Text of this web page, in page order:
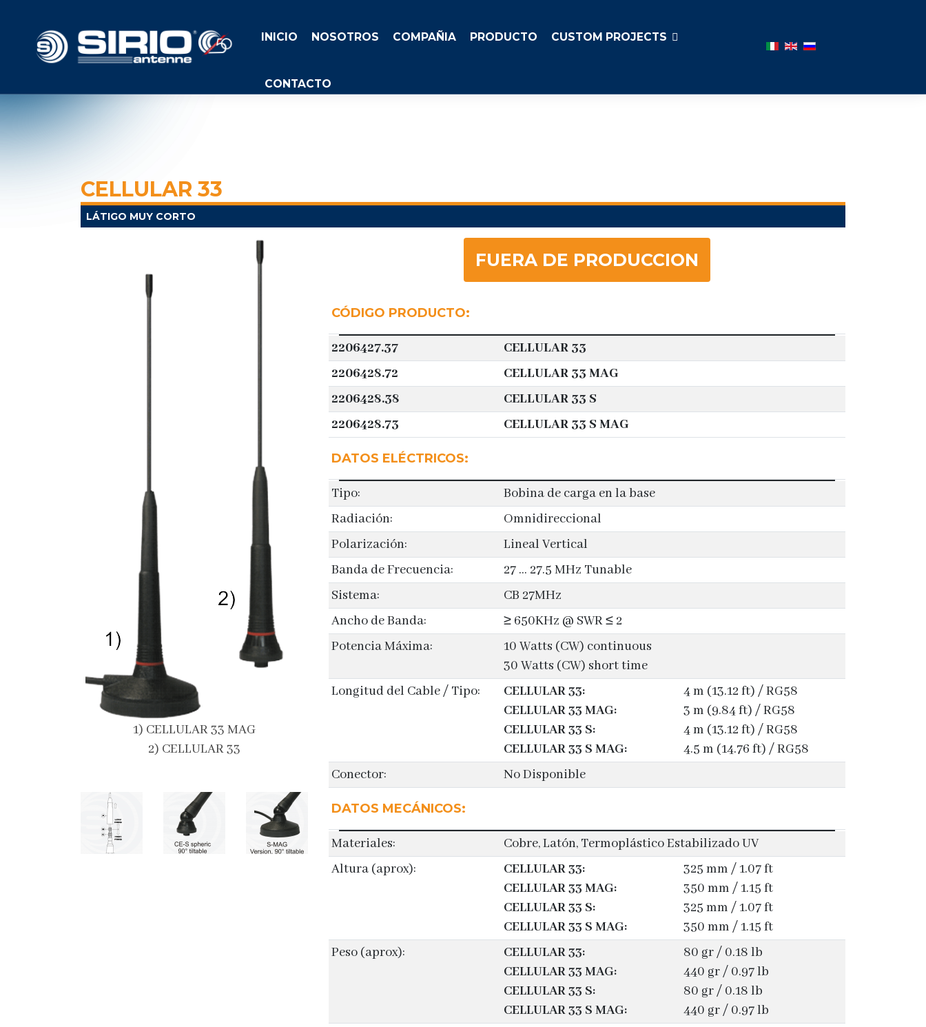
INICIO NOSOTROS COMPAÑIA PRODUCTO CUSTOM PROJECTS
CONTACTO
Seleccione su idioma
CELLULAR 33
LÁTIGO MUY CORTO
1) CELLULAR 33 MAG
2) CELLULAR 33
FUERA DE PRODUCCION
CÓDIGO PRODUCTO:
2206427.37
CELLULAR 33
2206428.72
CELLULAR 33 MAG
2206428.38
CELLULAR 33 S
2206428.73
CELLULAR 33 S MAG
DATOS ELÉCTRICOS:
Tipo:
Bobina de carga en la base
Radiación:
Omnidireccional
Polarización:
Lineal Vertical
Banda de Frecuencia:
27 … 27.5 MHz Tunable
Sistema:
CB 27MHz
Ancho de Banda:
≥ 650KHz @ SWR ≤ 2
Potencia Máxima:
10 Watts (CW) continuous
30 Watts (CW) short time
Longitud del Cable / Tipo:
CELLULAR 33:
4 m (13.12 ft) / RG58
CELLULAR 33 MAG:
3 m (9.84 ft) / RG58
CELLULAR 33 S:
4 m (13.12 ft) / RG58
CELLULAR 33 S MAG:
4.5 m (14.76 ft) / RG58
Conector:
No Disponible
DATOS MECÁNICOS:
Materiales:
Cobre, Latón, Termoplástico Estabilizado UV
Altura (aprox):
CELLULAR 33:
325 mm / 1.07 ft
CELLULAR 33 MAG:
350 mm / 1.15 ft
CELLULAR 33 S:
325 mm / 1.07 ft
CELLULAR 33 S MAG:
350 mm / 1.15 ft
Peso (aprox):
CELLULAR 33:
80 gr / 0.18 lb
CELLULAR 33 MAG:
440 gr / 0.97 lb
CELLULAR 33 S:
80 gr / 0.18 lb
CELLULAR 33 S MAG:
440 gr / 0.97 lb